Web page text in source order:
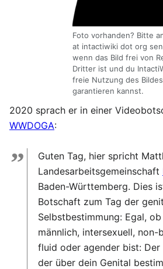
Foto vorhanden? Bitte
at intactiwiki dot org
wenn das Bild frei von
Dritter ist und du
freie Nutzung des Bildes
garantieren kannst.
2020 sprach er in einer
WWDOGA:
”
Guten Tag, hier spricht
Landesarbeitsgemeinschaft
Baden-Württemberg. Dies
Botschaft zum Tag der
Selbstbestimmung: Egal,
männlich, intersexuell, non-
fluid oder agender bist: Der
der über dein Genital